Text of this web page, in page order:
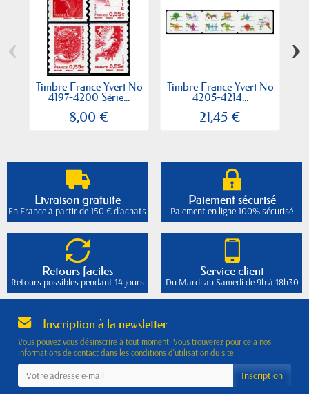
Timbre France Yvert No
4197-4200 Série...
8,00 €
Timbre France Yvert No
4205-4214...
21,45 €
‹ ›
Livraison gratuite
En France à partir de 150 € d'achats
Paiement sécurisé
Paiement en ligne 100% sécurisé
Retours faciles
Retours possibles pendant 14 jours
Service client
Du Mardi au Samedi de 9h à 18h30
Inscription à la newsletter
Vous pouvez vous désinscrire à tout moment. Vous trouverez pour cela nos
informations de contact dans les conditions d'utilisation du site.